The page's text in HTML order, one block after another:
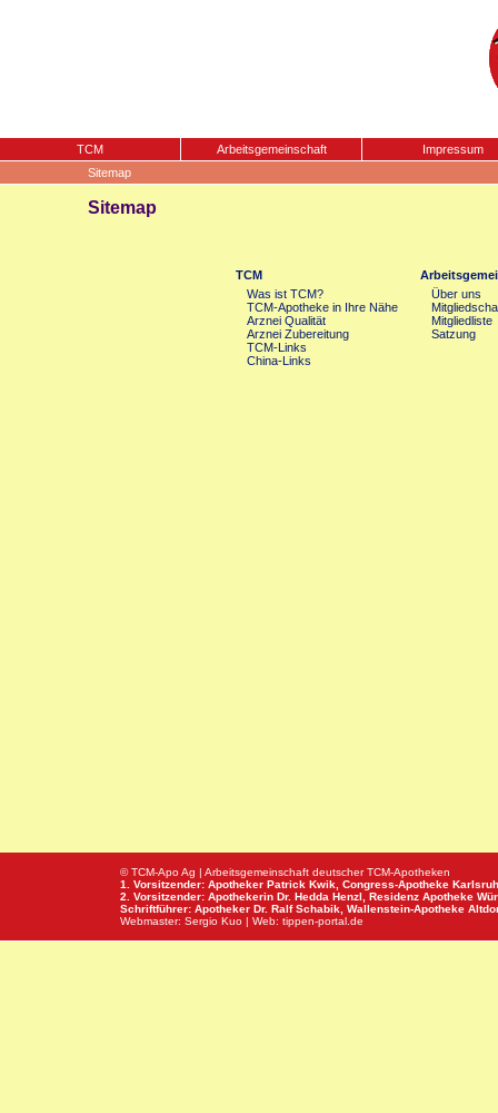
TCM Arbeitsgemeinschaft
Impressum
Sitemap
Sitemap
TCM
Was ist TCM?
TCM-Apotheke in Ihre Nähe
Arznei Qualität
Arznei Zubereitung
TCM-Links
China-Links
Über uns
Mitgliedliste
Satzung
© TCM-Apo Ag | Arbeitsgemeinschaft deutscher TCM-Apotheken
1. Vorsitzender: Apotheker Patrick Kwik, Congress-Apotheke
2. Vorsitzender: Apothekerin Dr. Hedda Henzl, Residenz Apotheke
Schriftführer: Apotheker Dr. Ralf Schabik, Wallenstein-Apotheke
Webmaster: Sergio Kuo | Web: tippen-portal.de